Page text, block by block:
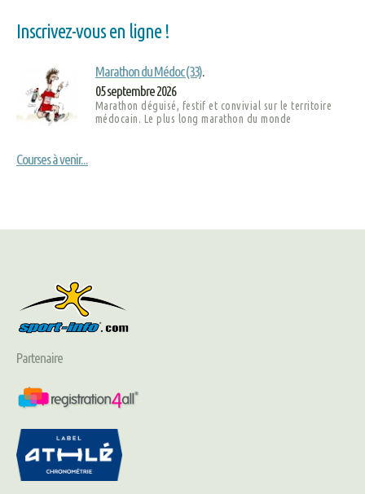
Inscrivez-vous en ligne !
Marathon du Médoc (33).
05 septembre 2026
Marathon déguisé, festif et convivial sur le territoire
médocain. Le plus long marathon du monde
Courses à venir...
Partenaire